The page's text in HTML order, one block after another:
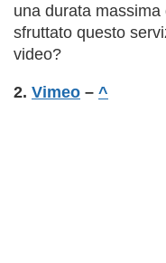
una durata
sfruttato questo
video?
2. Vimeo – ^